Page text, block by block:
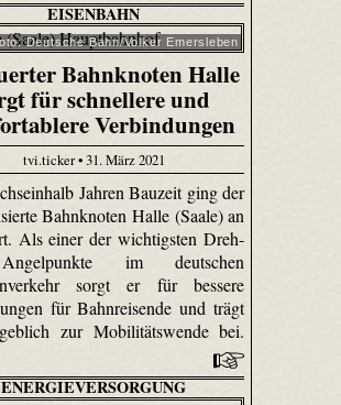
EISENBAHN
Deutsche Bahn/Volker Emersleben
Bahnknoten Halle
für schnellere und
Verbindungen
tvi.ticker • 31. März 2021
Jahren Bauzeit ging der
Bahnknoten Halle (Saale) an
Als einer der wichtigsten Dreh-
im deutschen
sorgt er für bessere
für Bahnreisende und trägt
zur Mobilitätswende bei.
ENERGIEVERSORGUNG